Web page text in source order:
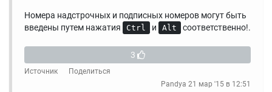
Номера надстрочных и подписных номеров могут быть
введены путем нажатия
Ctrl и Alt соответственно!.
3
Источник
Поделиться
Pandya 21 мар '15 в 12:51